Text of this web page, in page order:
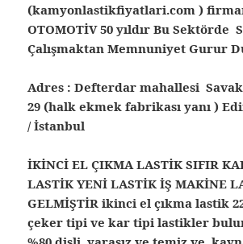
(kamyonlastikfiyatlari.com )
OTOMOTİV 50 yıldır Bu Sektörde
Çalışmaktan Memnuniyet Gurur
Adres : Defterdar mahallesi
29 (halk ekmek fabrikası yanı )
/ İstanbul
İKİNCİ EL ÇIKMA LASTİK SIFIR
LASTİK YENİ LASTİK İŞ MAKİNE
GELMİŞTİR ikinci el çıkma lastik
çeker tipi ve kar tipi lastikler